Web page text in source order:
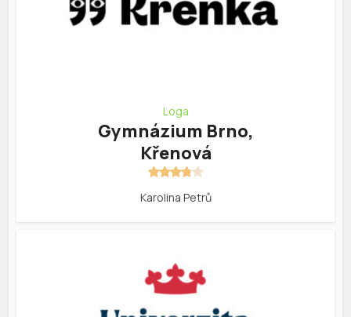
Loga
Gymnázium Brno,
Křenová
Karolina Petrů